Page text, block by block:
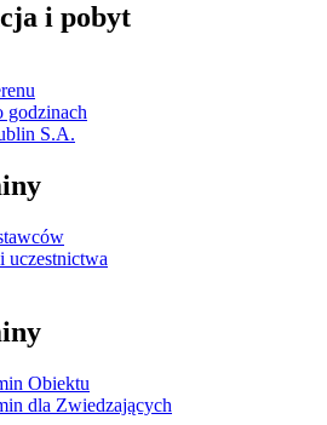
i pobyt
godzinach
S.A.
uczestnictwa
Obiektu
dla Zwiedzających